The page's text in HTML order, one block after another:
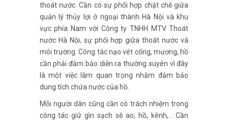
thoát nước. Cần có sự phối hợp chặt chẽ giữa
quản lý thủy lợi ở ngoại thành Hà Nội và khu
vực phía Nam với Công ty TNHH MTV Thoát
nước Hà Nội, sự phối hợp giữa thoát nước và
môi trường. Công tác nạo vét cống, mương, hồ
cần phải đảm bảo diễn ra thường xuyên vì đây
là một việc làm quan trọng nhằm đảm bảo
dung tích chứa nước của hồ.
Mỗi người dân cũng cần có trách nhiệm trong
công tác giữ gìn sạch sẽ ao, hồ, kênh,… Cần